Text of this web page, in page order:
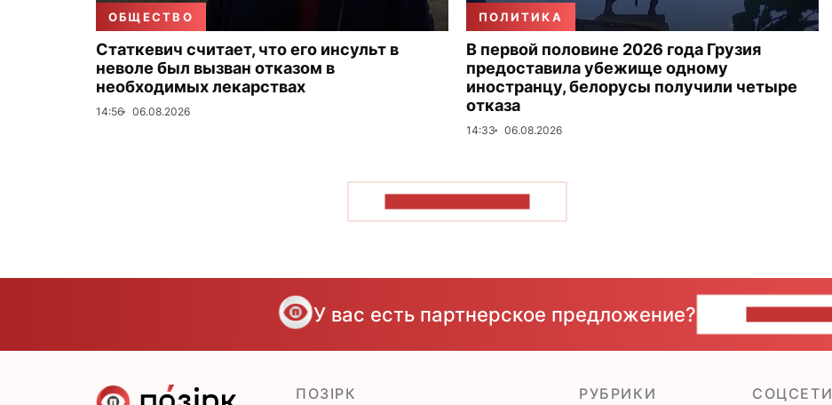
ОБЩЕСТВО
Статкевич считает, что его инсульт в
неволе был вызван отказом в
необходимых лекарствах
14:56 06.08.2026
ПОЛИТИКА
В первой половине 2026 года Грузия
предоставила убежище одному
иностранцу, белорусы получили четыре
отказа
14:33 06.08.2026
У вас есть партнерское предложение?
ПОЗІРК РУБРИКИ CОЦСЕТИ